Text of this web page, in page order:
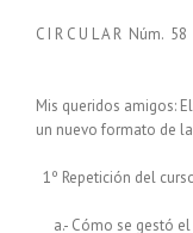
C I R C U L A R Núm. 58
Mis queridos amigos:
un nuevo formato de
1º Repetición del
a.- Cómo se gestó el